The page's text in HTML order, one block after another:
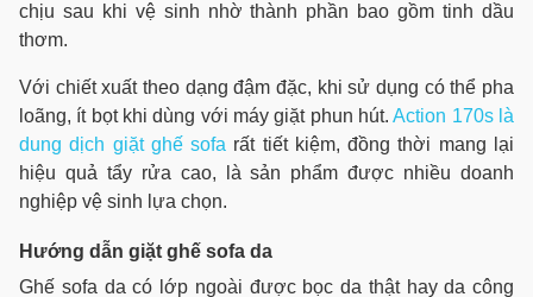
chịu sau khi vệ sinh nhờ thành phần bao gồm tinh dầu
thơm.
Với chiết xuất theo dạng đậm đặc, khi sử dụng có thể pha
loãng, ít bọt khi dùng với máy giặt phun hút.Action 170s là
dung dịch giặt ghế sofa rất tiết kiệm, đồng thời mang lại
hiệu quả tẩy rửa cao, là sản phẩm được nhiều doanh
nghiệp vệ sinh lựa chọn.
Hướng dẫn giặt ghế sofa da
Ghế sofa da có lớp ngoài được bọc da thật hay da công